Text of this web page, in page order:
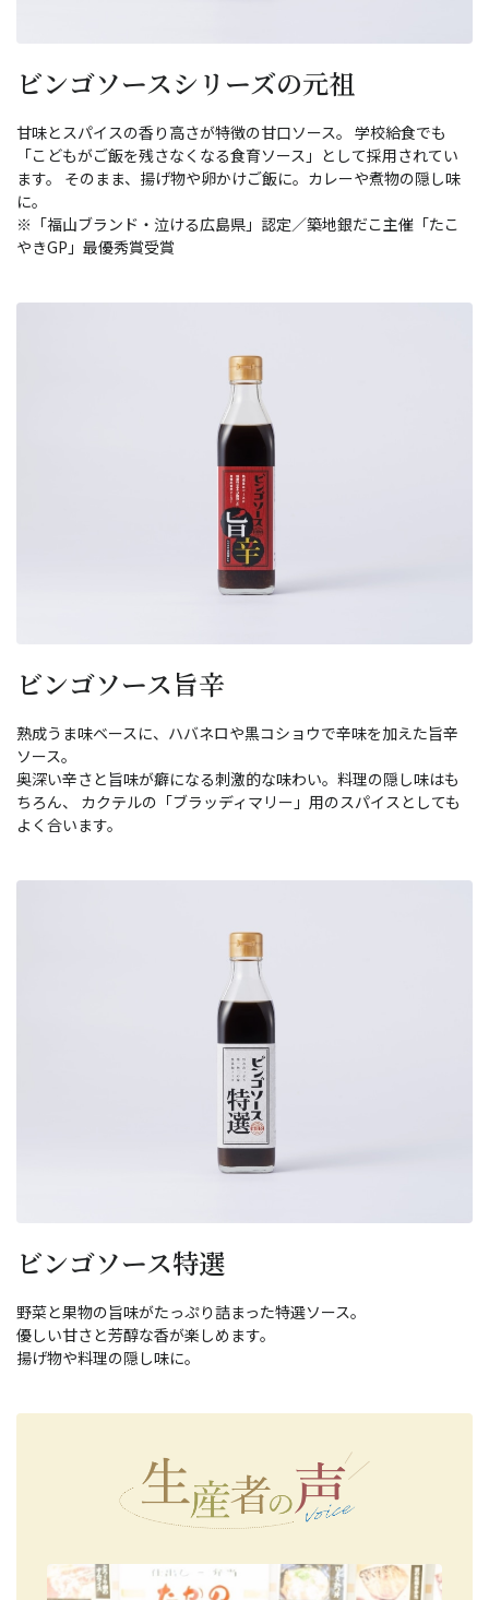
ビンゴソースシリーズの元祖
甘味とスパイスの香り高さが特徴の甘口ソース。 学校給食でも
「こどもがご飯を残さなくなる食育ソース」として採用されてい
ます。 そのまま、揚げ物や卵かけご飯に。カレーや煮物の隠し味
に。
※「福山ブランド・泣ける広島県」認定／築地銀だこ主催「たこ
やきGP」最優秀賞受賞
ビンゴソース旨辛
熟成うま味ベースに、ハバネロや黒コショウで辛味を加えた旨辛
ソース。
奥深い辛さと旨味が癖になる刺激的な味わい。料理の隠し味はも
ちろん、 カクテルの「ブラッディマリー」用のスパイスとしても
よく合います。
ビンゴソース特選
野菜と果物の旨味がたっぷり詰まった特選ソース。
優しい甘さと芳醇な香が楽しめます。
揚げ物や料理の隠し味に。